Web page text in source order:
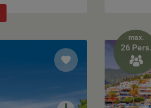
max.
26 Pers.
